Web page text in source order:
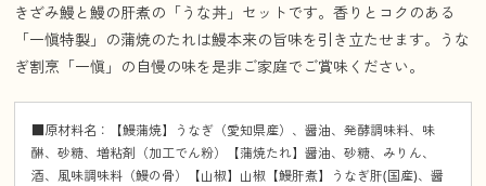
きざみ鰻と鰻の肝煮の「うな丼」セットです。香りとコクのある
「一愼特製」の蒲焼のたれは鰻本来の旨味を引き立たせます。うな
ぎ割烹「一愼」の自慢の味を是非ご家庭でご賞味ください。
■原材料名：【鰻蒲焼】うなぎ（愛知県産）、醤油、発酵調味料、味
醂、砂糖、増粘剤（加工でん粉）【蒲焼たれ】醤油、砂糖、みりん、
酒、風味調味料（鰻の骨）【山椒】山椒【鰻肝煮】うなぎ肝(国産)、醤